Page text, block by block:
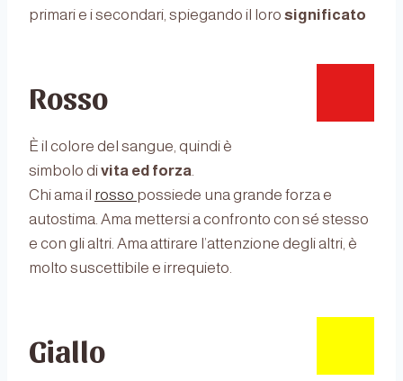
primari e i secondari, spiegando il loro significato
Rosso
È il colore del sangue, quindi è
simbolo divita ed forza.
Chi ama il rosso possiede una grande forza e
autostima. Ama mettersi a confronto con sé stesso
e con gli altri. Ama attirare l’attenzione degli altri, è
molto suscettibile e irrequieto.
Giallo